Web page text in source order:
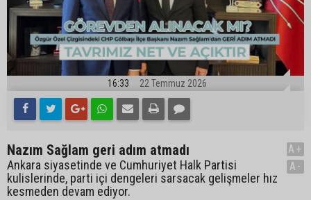
16:33 22 Temmuz 2026
Nazım Sağlam geri adım atmadı
Ankara siyasetinde ve Cumhuriyet Halk Partisi
kulislerinde, parti içi dengeleri sarsacak gelişmeler hız
kesmeden devam ediyor.
A+
A-